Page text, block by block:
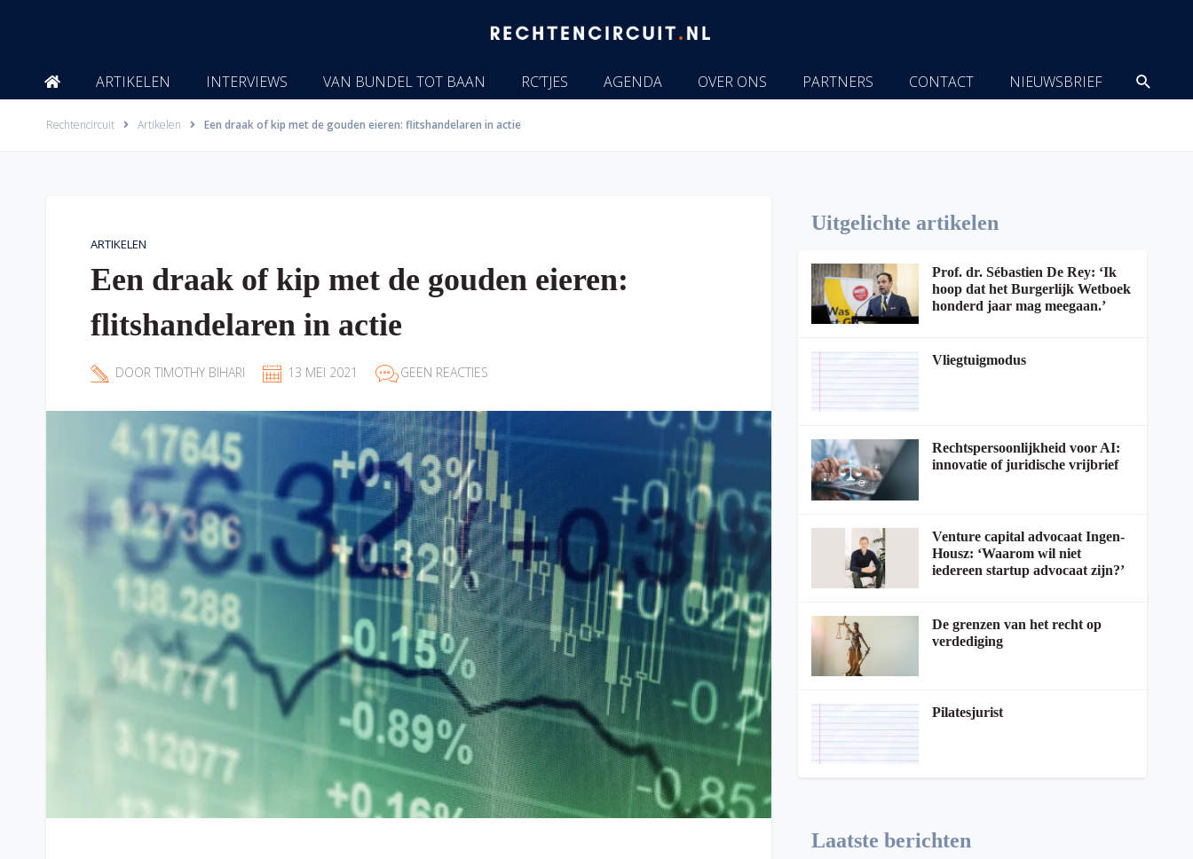
ARTIKELEN INTERVIEWS VAN BUNDEL TOT BAAN RC’TJES AGENDA OVER ONS PARTNERS CONTACT NIEUWSBRIEF
Rechtencircuit Artikelen Een draak of kip met de gouden eieren: flitshandelaren in actie
ARTIKELEN
Een draak of kip met de gouden eieren:
flitshandelaren in actie
DOOR TIMOTHY BIHARI 13 MEI 2021 GEEN REACTIES
Uitgelichte artikelen
Prof. dr. Sébastien De Rey: ‘Ik
hoop dat het Burgerlijk Wetboek
honderd jaar mag meegaan.’
Vliegtuigmodus
Rechtspersoonlijkheid voor AI:
innovatie of juridische vrijbrief
Venture capital advocaat Ingen-
Housz: ‘Waarom wil niet
iedereen startup advocaat zijn?’
De grenzen van het recht op
verdediging
Pilatesjurist
Laatste berichten